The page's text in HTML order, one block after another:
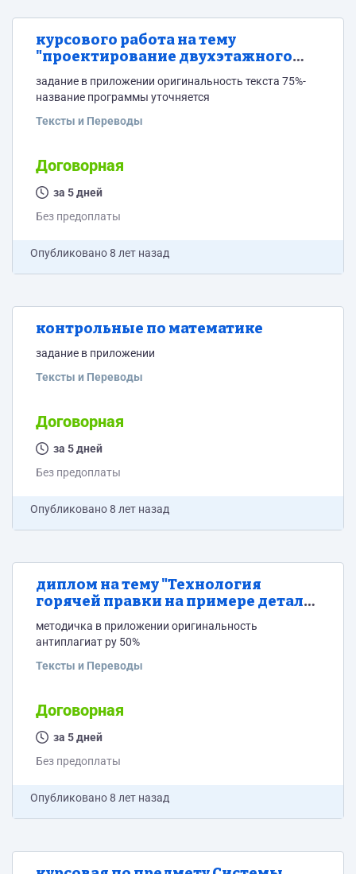
курсового работа на тему
"проектирование двухэтажного
дома"
задание в приложении оригинальность текста 75%-
название программы уточняется
Тексты и Переводы
Договорная
за 5 дней
Без предоплаты
Опубликовано8 лет назад
контрольные по математике
задание в приложении
Тексты и Переводы
Договорная
за 5 дней
Без предоплаты
Опубликовано8 лет назад
диплом на тему "Технология
горячей правки на примере детали
методичка в приложении оригинальность
антиплагиат ру 50%
Тексты и Переводы
Договорная
за 5 дней
Без предоплаты
Опубликовано8 лет назад